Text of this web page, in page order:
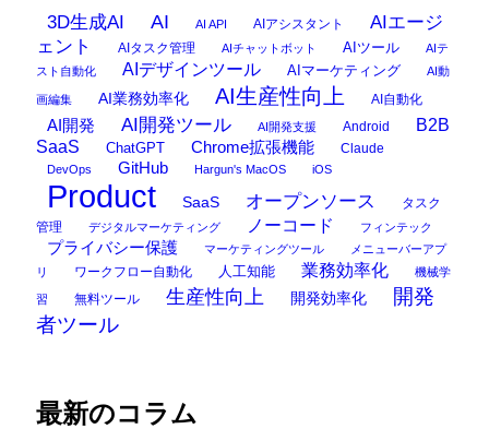
3D生成AI AI AI API AIアシスタント
AIエージ
ェント
AIタスク管理 AIチャットボット AIツール
AIテ
スト自動化
AIデザインツール AIマーケティング AI動
画編集 AI業務効率化 AI生産性向上 AI自動化
AI開発 AI開発ツール AI開発支援 Android
B2B
SaaS
ChatGPT Chrome拡張機能 Claude
DevOps GitHub Hargun's MacOS iOS
Product SaaS オープンソース
タスク
管理
デジタルマーケティング ノーコード フィンテック
プライバシー保護 マーケティングツール
メニューバーアプ
リ
ワークフロー自動化 人工知能 業務効率化 機械学
習 無料ツール 生産性向上 開発効率化
開発
者ツール
最新のコラム